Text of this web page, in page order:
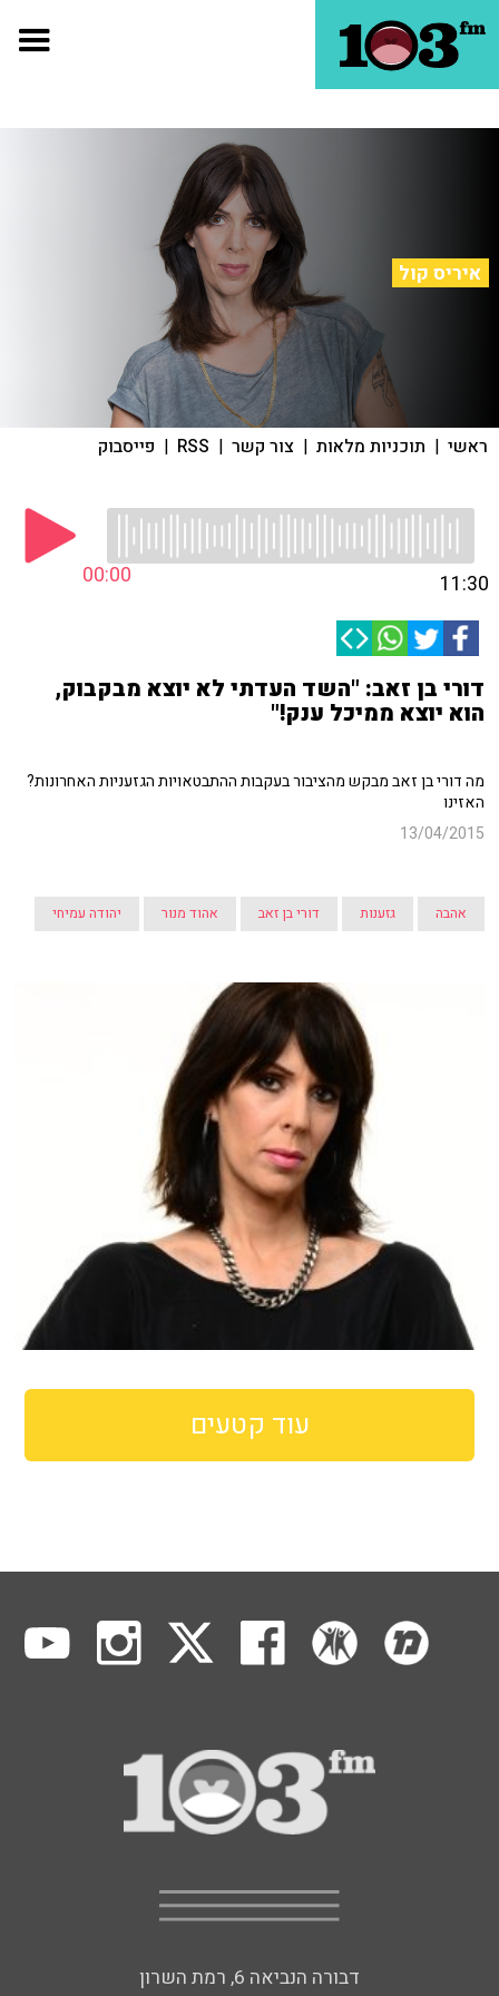
איריס קול
ראשי | תוכניות מלאות | צור קשר |
RSS
| פייסבוק
00:00 11:30
דורי בן זאב: "השד העדתי לא יוצא מבקבוק,
הוא יוצא ממיכל ענק!"
מה דורי בן זאב מבקש מהציבור בעקבות ההתבטאויות הגזעניות האחרונות?
האזינו
13/04/2015
אהבה גזענות דורי בן זאב אהוד מנור יהודה עמיחי
עוד קטעים
דבורה הנביאה 6, רמת השרון